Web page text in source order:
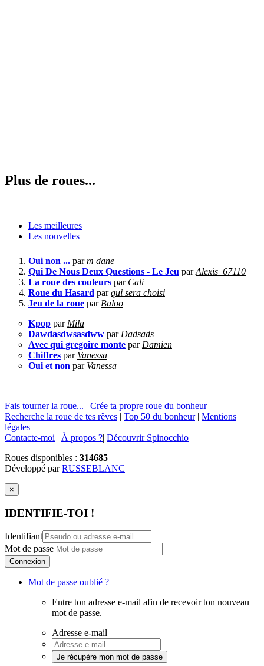
Plus de roues...
Les meilleures
Les nouvelles
Oui non ... parm dane
Qui De Nous Deux Questions - Le Jeu parAlexis_67110
La roue des couleurs par Cali
Roue du Hasard parqui sera choisi
Jeu de la roue par Baloo
Kpop par Mila
Dawdasdwsasdww par Dadsads
Avec qui gregoire monte par Damien
Chiffres par Vanessa
Oui et non par Vanessa
Fais tourner la roue... | Crée ta propre roue du bonheur
Recherche la roue de tes rêves | Top 50 du bonheur| Mentions
légales
Contacte-moi | À propos ?| Découvrir Spinocchio
Roues disponibles : 314685
Développé parRUSSEBLANC
×
IDENTIFIE-TOI !
Identifiant
Mot de passe
Connexion
Mot de passe oublié ?
Entre ton adresse e-mail afin de recevoir ton nouveau
mot de passe.
Adresse e-mail
Je récupère mon mot de passe